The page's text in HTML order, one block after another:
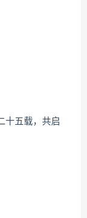
十五载，共启